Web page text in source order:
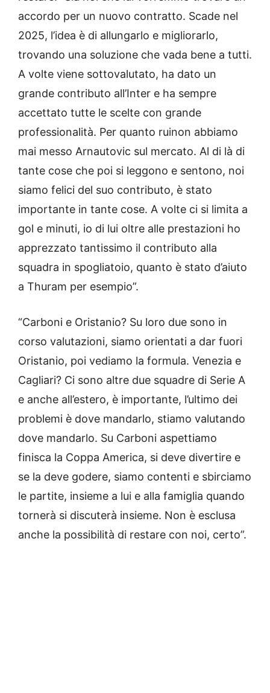
accordo per un nuovo contratto. Scade nel
2025, l’idea è di allungarlo e migliorarlo,
trovando una soluzione che vada bene a tutti.
A volte viene sottovalutato, ha dato un
grande contributo all’Inter e ha sempre
accettato tutte le scelte con grande
professionalità. Per quanto ruinon abbiamo
mai messo Arnautovic sul mercato. Al di là di
tante cose che poi si leggono e sentono, noi
siamo felici del suo contributo, è stato
importante in tante cose. A volte ci si limita a
gol e minuti, io di lui oltre alle prestazioni ho
apprezzato tantissimo il contributo alla
squadra in spogliatoio, quanto è stato d’aiuto
a Thuram per esempio”.
“Carboni e Oristanio? Su loro due sono in
corso valutazioni, siamo orientati a dar fuori
Oristanio, poi vediamo la formula. Venezia e
Cagliari? Ci sono altre due squadre di Serie A
e anche all’estero, è importante, l’ultimo dei
problemi è dove mandarlo, stiamo valutando
dove mandarlo. Su Carboni aspettiamo
finisca la Coppa America, si deve divertire e
se la deve godere, siamo contenti e sbirciamo
le partite, insieme a lui e alla famiglia quando
tornerà si discuterà insieme. Non è esclusa
anche la possibilità di restare con noi, certo”.